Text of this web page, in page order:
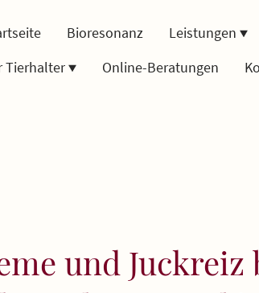
Bioresonanz Leistungen
Tierhalter
Online-Beratungen
und Juckreiz